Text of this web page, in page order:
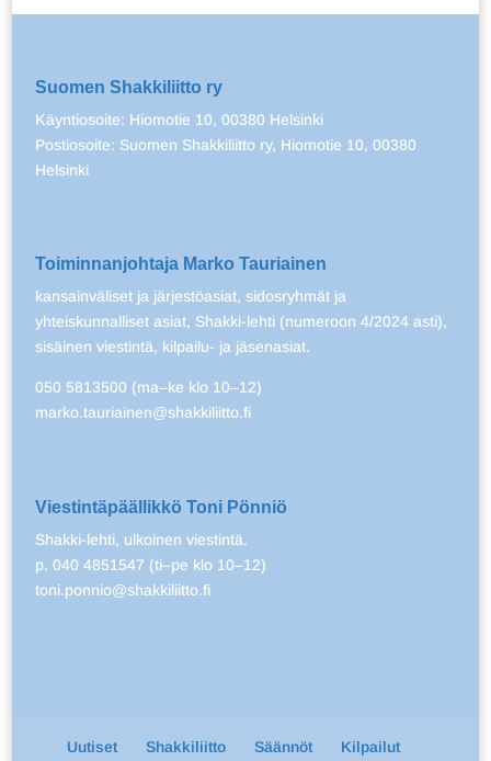
Suomen Shakkiliitto ry
Käyntiosoite: Hiomotie 10, 00380 Helsinki
Postiosoite: Suomen Shakkiliitto ry, Hiomotie 10, 00380
Helsinki
Toiminnanjohtaja Marko Tauriainen
kansainväliset ja järjestöasiat, sidosryhmät ja
yhteiskunnalliset asiat, Shakki-lehti (numeroon 4/2024 asti),
sisäinen viestintä, kilpailu- ja jäsenasiat.
050 5813500 (ma–ke klo 10–12)
marko.tauriainen@shakkiliitto.fi
Viestintäpäällikkö Toni Pönniö
Shakki-lehti, ulkoinen viestintä.
p. 040 4851547 (ti–pe klo 10–12)
toni.ponnio@shakkiliitto.fi
Uutiset Shakkiliitto Säännöt Kilpailut